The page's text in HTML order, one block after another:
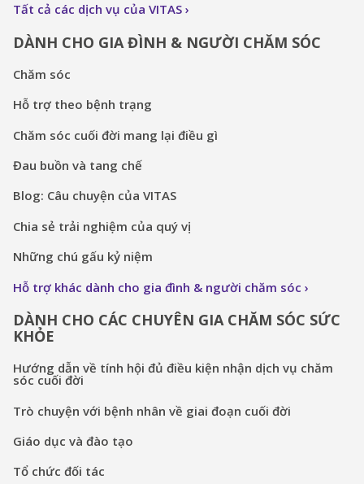
Tất cả các dịch vụ của VITAS
DÀNH CHO GIA ĐÌNH & NGƯỜI CHĂM SÓC
Chăm sóc
Hỗ trợ theo bệnh trạng
Chăm sóc cuối đời mang lại điều gì
Đau buồn và tang chế
Blog: Câu chuyện của VITAS
Chia sẻ trải nghiệm của quý vị
Những chú gấu kỷ niệm
Hỗ trợ khác dành cho gia đình & người chăm sóc
DÀNH CHO CÁC CHUYÊN GIA CHĂM SÓC SỨC
KHỎE
Hướng dẫn về tính hội đủ điều kiện nhận dịch vụ chăm
sóc cuối đời
Trò chuyện với bệnh nhân về giai đoạn cuối đời
Giáo dục và đào tạo
Tổ chức đối tác